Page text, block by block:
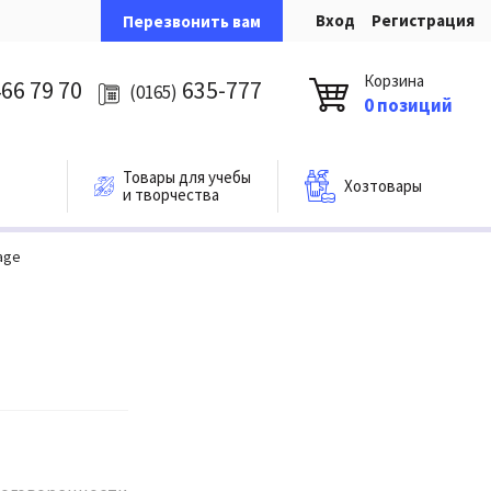
Перезвонить вам Вход Регистрация
79 70 (0165) 635-777 Корзина
0 позиций
Товары для учебы
и творчества
Хозтовары